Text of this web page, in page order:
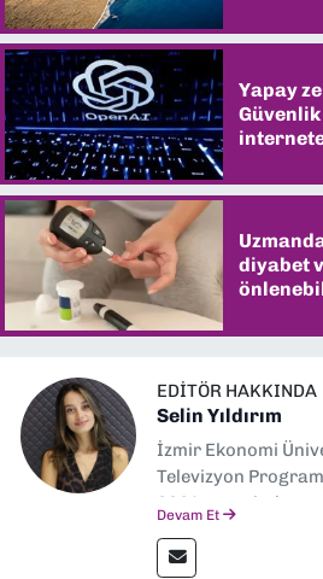
Yapay
internete
diyabet
EDITÖR HAKKINDA
Selin Yıldırım
İzmir Ekonomi
Televizyon
2024 senesinde
editörlük görevini
Devam Et